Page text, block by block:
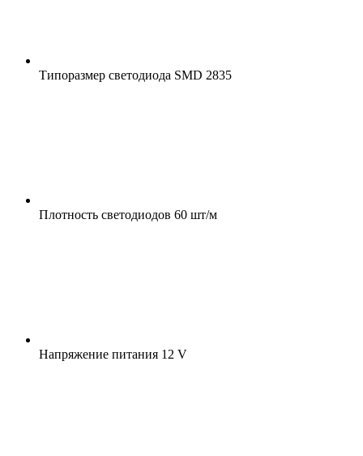
Типоразмер светодиода SMD 2835
Плотность светодиодов 60 шт/м
Напряжение питания 12 V